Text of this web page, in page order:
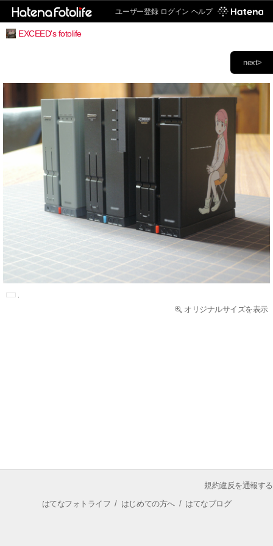
ユーザー登録 ログイン ヘルプ
EXCEED's fotolife
next>
オリジナルサイズを表示
規約違反を通報する
はてなフォトライフ / はじめての方へ/ はてなブログ